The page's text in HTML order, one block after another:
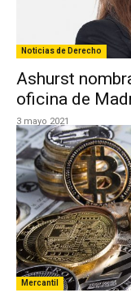
Noticias de Derecho
Ashurst
oficina de
3 mayo 2021
Mercantil